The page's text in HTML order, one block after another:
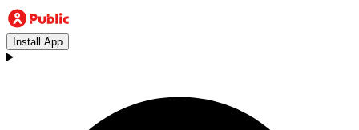
Install App